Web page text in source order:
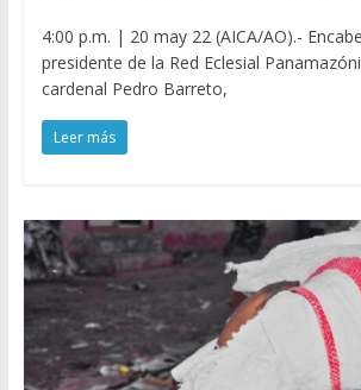
4:00 p.m. | 20 may 22 (AICA/AO).-
presidente de la Red Eclesial
cardenal Pedro Barreto,
Leer más